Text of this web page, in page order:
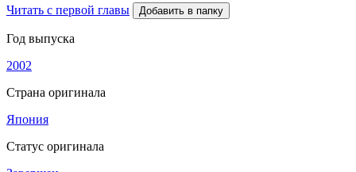
Читать с первой главы Добавить в папку
Год выпуска
2002
Страна оригинала
Япония
Статус оригинала